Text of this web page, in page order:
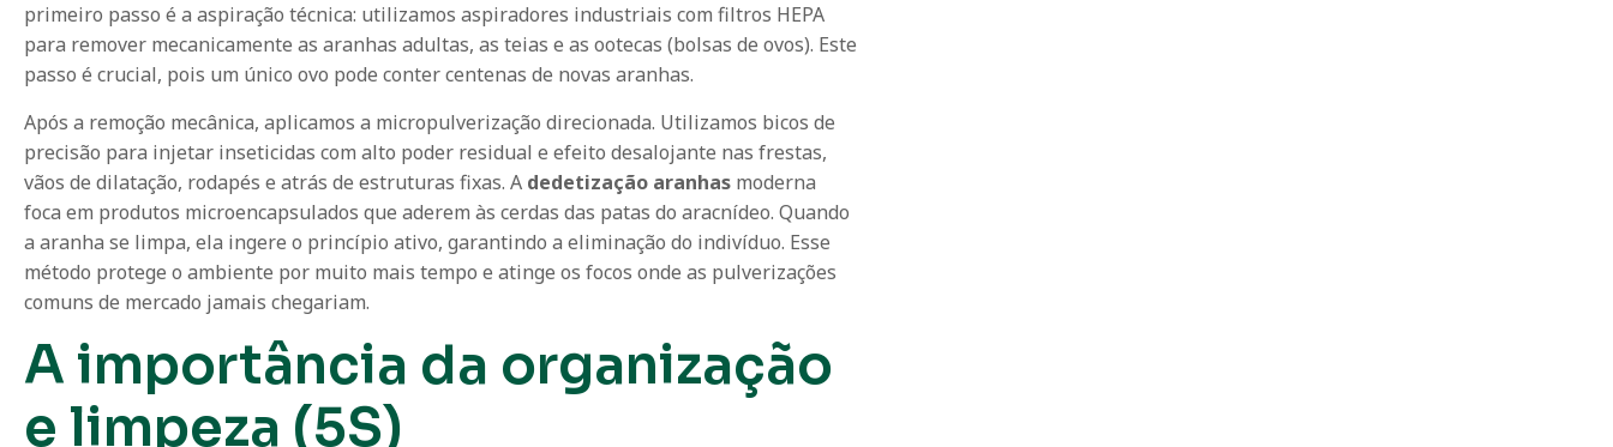
primeiro passo é a aspiração técnica: utilizamos aspiradores industriais com filtros HEPA
para remover mecanicamente as aranhas adultas, as teias e as ootecas (bolsas de ovos). Este
passo é crucial, pois um único ovo pode conter centenas de novas aranhas.
Após a remoção mecânica, aplicamos a micropulverização direcionada. Utilizamos bicos de
precisão para injetar inseticidas com alto poder residual e efeito desalojante nas frestas,
vãos de dilatação, rodapés e atrás de estruturas fixas. A dedetização aranhas moderna
foca em produtos microencapsulados que aderem às cerdas das patas do aracnídeo. Quando
a aranha se limpa, ela ingere o princípio ativo, garantindo a eliminação do indivíduo. Esse
método protege o ambiente por muito mais tempo e atinge os focos onde as pulverizações
comuns de mercado jamais chegariam.
A importância da organização
e limpeza (5S)